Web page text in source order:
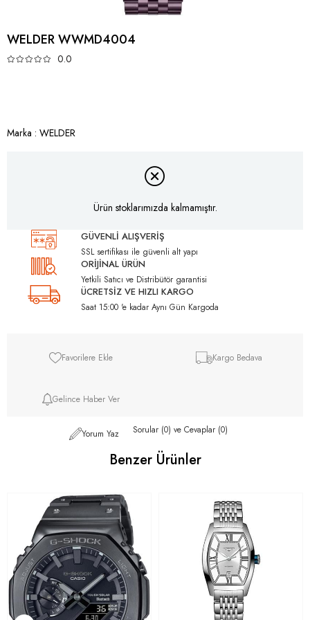
WELDER WWMD4004
0.0
Marka : WELDER
Ürün stoklarımızda kalmamıştır.
GÜVENLİ ALIŞVERİŞ
SSL sertifikası ile güvenli alt yapı
ORİJİNAL ÜRÜN
Yetkili Satıcı ve Distribütör garantisi
ÜCRETSİZ VE HIZLI KARGO
Saat 15:00 'e kadar Aynı Gün Kargoda
Favorilere Ekle Kargo Bedava
Gelince Haber Ver
Yorum Yaz Sorular (0) ve Cevaplar (0)
Benzer Ürünler